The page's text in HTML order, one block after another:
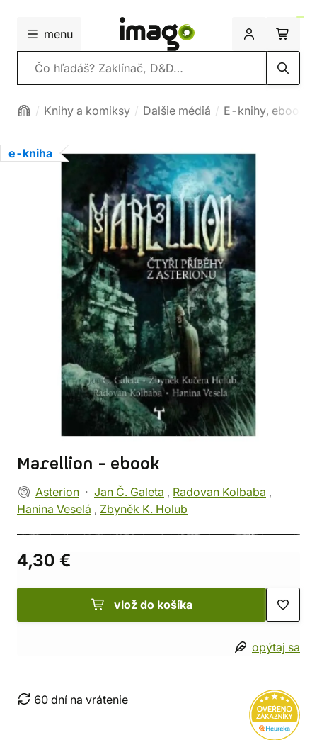
menu
Vyhľadávanie
Knihy a komiksy Dalšie médiá E-knihy, ebooky
e-kniha
Marellion - ebook
Asterion Jan Č. Galeta , Radovan Kolbaba ,
Hanina Veselá , Zbyněk K. Holub
4,30 €
vlož do košíka
opýtaj sa
60 dní na vrátenie